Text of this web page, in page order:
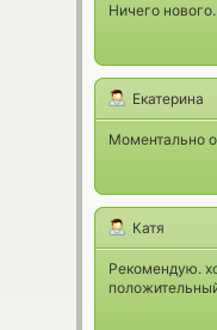
Ничего
Екатерина
Моментально
Катя
Рекомендую.